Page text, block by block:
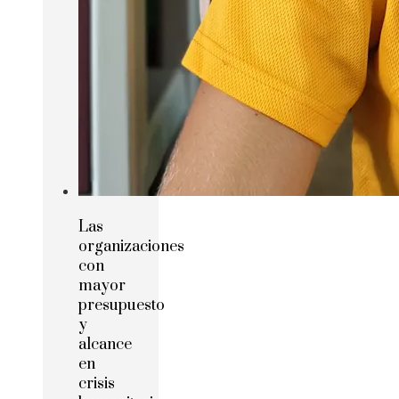
Las
organizaciones
con
mayor
presupuesto
y
alcance
en
crisis